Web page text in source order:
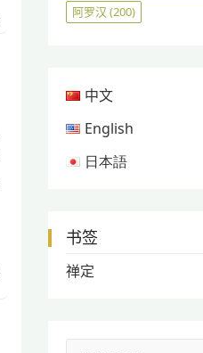
阿罗汉 (200)
中文
English
日本語
书签
禅定